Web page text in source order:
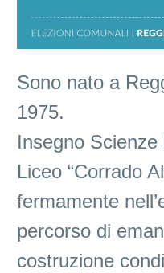
Sono nato a
1975.
Insegno
Liceo “Corrado
fermamente
percorso di
costruzione